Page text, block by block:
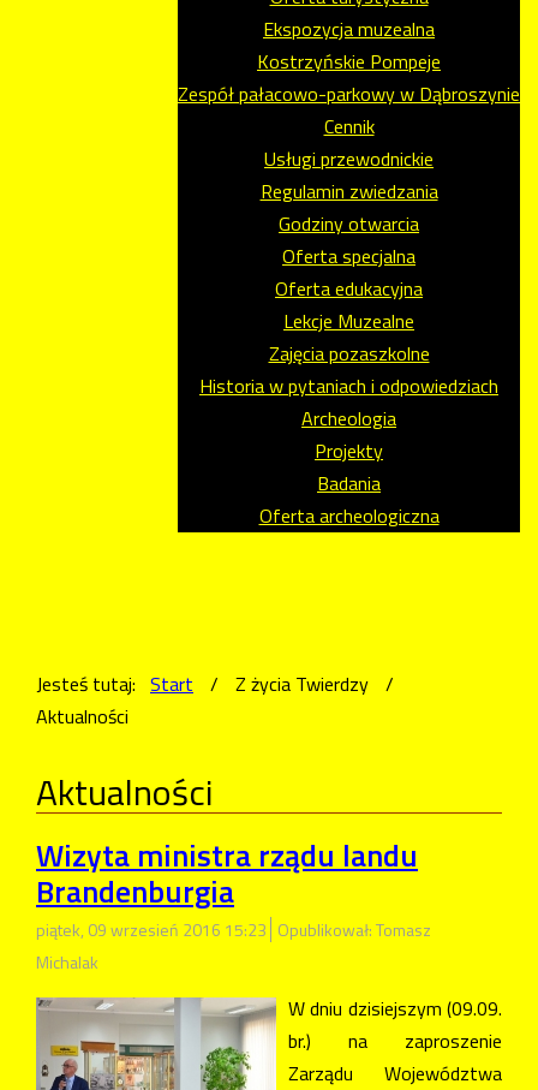
Ekspozycja muzealna
Kostrzyńskie Pompeje
Zespół pałacowo-parkowy w Dąbroszynie
Cennik
Usługi przewodnickie
Regulamin zwiedzania
Godziny otwarcia
Oferta specjalna
Oferta edukacyjna
Lekcje Muzealne
Zajęcia pozaszkolne
Historia w pytaniach i odpowiedziach
Archeologia
Projekty
Badania
Oferta archeologiczna
Jesteś tutaj: Start / Z życia Twierdzy /
Aktualności
Aktualności
Wizyta ministra rządu landu
Brandenburgia
piątek, 09 wrzesień 2016 15:23 Opublikował: Tomasz
Michalak
W dniu dzisiejszym (09.09.
br.) na zaproszenie
Zarządu Województwa